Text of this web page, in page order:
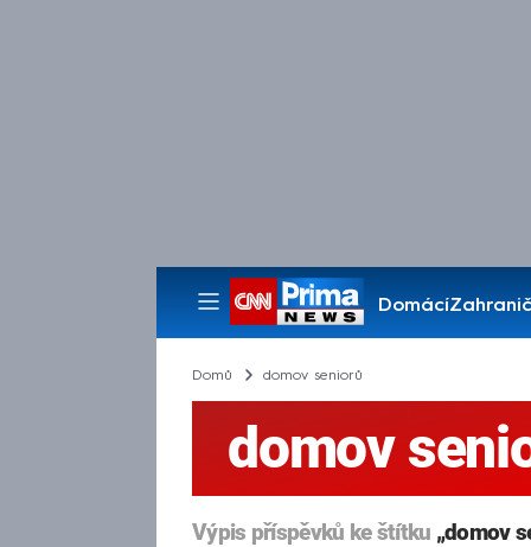
Domácí
Pořady
Domů domov seniorů
domov
Výpis příspěvků ke štítku „domov